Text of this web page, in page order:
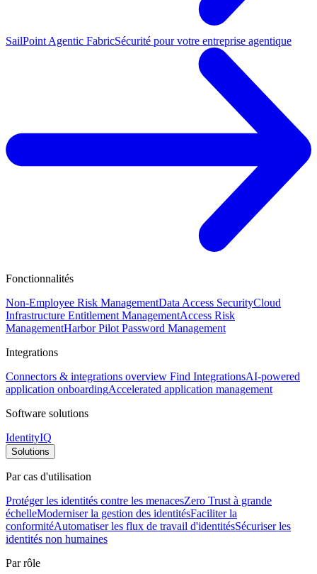
SailPoint Agentic FabricSécurité pour votre entreprise agentique
Fonctionnalités
Non-Employee Risk ManagementData Access SecurityCloud
Infrastructure Entitlement ManagementAccess Risk
ManagementHarbor Pilot Password Management
Integrations
Connectors & integrations overview Find IntegrationsAI-powered
application onboardingAccelerated application management
Software solutions
IdentityIQ
Solutions
Par cas d'utilisation
Protéger les identités contre les menacesZero Trust à grande
échelleModerniser la gestion des identitésFaciliter la
conformitéAutomatiser les flux de travail d'identitésSécuriser les
identités non humaines
Par rôle